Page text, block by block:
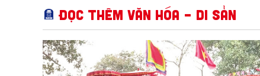
Đọc thêm Văn hóa – Di sản